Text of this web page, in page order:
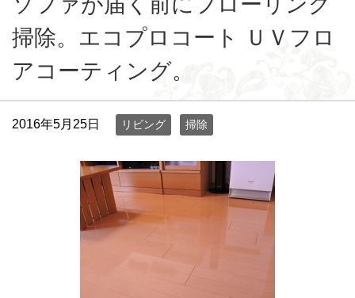
掃除。エコプロコート ＵＶフロ
アコーティング。
2016年5月25日 リビング 掃除